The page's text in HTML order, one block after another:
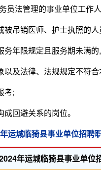
法管理的事业单位工作
吊销医师、护士执照的人
年限规定且服务期未满的
及法律、法规规定不符合
考;
回避关系的岗位。
运城临猗县事业单位招聘
年运城临猗县事业单位